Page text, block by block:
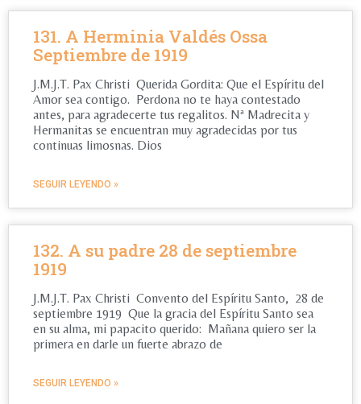
131. A Herminia Valdés Ossa
Septiembre de 1919
J.M.J.T. Pax Christi Querida Gordita: Que el Espíritu del
Amor sea contigo. Perdona no te haya contestado
antes, para agradecerte tus regalitos. Nª Madrecita y
Hermanitas se encuentran muy agradecidas por tus
continuas limosnas. Dios
SEGUIR LEYENDO »
132. A su padre 28 de septiembre
1919
J.M.J.T. Pax Christi Convento del Espíritu Santo, 28 de
septiembre 1919 Que la gracia del Espíritu Santo sea
en su alma, mi papacito querido: Mañana quiero ser la
primera en darle un fuerte abrazo de
SEGUIR LEYENDO »